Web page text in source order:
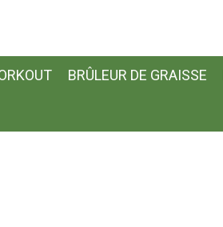
BRÛLEUR DE GRAISSE